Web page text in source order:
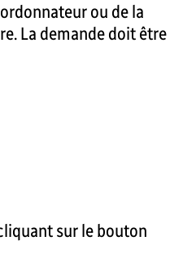
ou de la
La demande doit être
sur le bouton